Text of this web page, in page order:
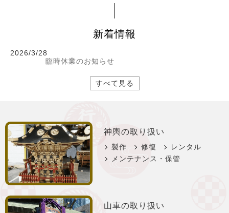
新着情報
2026/3/28
臨時休業のお知らせ
すべて見る
神輿の取り扱い
製作 修復
レンタル
メンテナンス・保管
山車の取り扱い